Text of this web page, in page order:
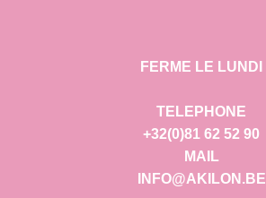
FERME LE LUNDI
TELEPHONE
+32(0)81 62 52 90
MAIL
INFO@AKILON.BE